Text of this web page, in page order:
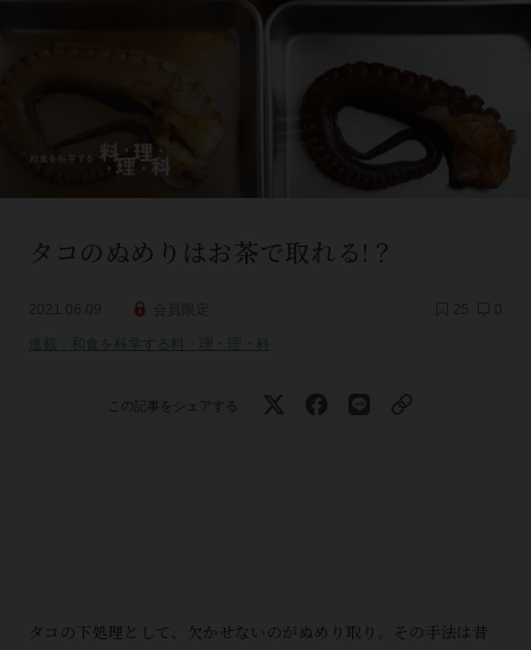
タコのぬめりはお茶で取れる!？
連載：和食を科学する料・理・理・科
この記事をシェアする
タコの下処理として、欠かせないのがぬめり取り。その手法は昔